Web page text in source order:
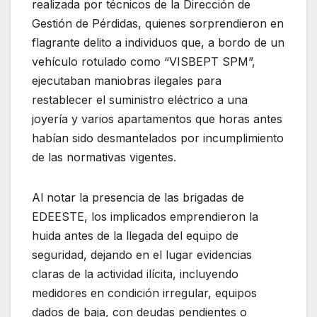
realizada por técnicos de la Dirección de
Gestión de Pérdidas, quienes sorprendieron en
flagrante delito a individuos que, a bordo de un
vehículo rotulado como “VISBEPT SPM”,
ejecutaban maniobras ilegales para
restablecer el suministro eléctrico a una
joyería y varios apartamentos que horas antes
habían sido desmantelados por incumplimiento
de las normativas vigentes.
Al notar la presencia de las brigadas de
EDEESTE, los implicados emprendieron la
huida antes de la llegada del equipo de
seguridad, dejando en el lugar evidencias
claras de la actividad ilícita, incluyendo
medidores en condición irregular, equipos
dados de baja, con deudas pendientes o